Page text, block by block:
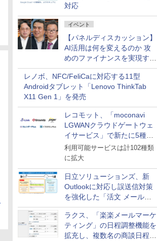
対応
イベント
【パネルディスカッション】
AI活用は何を変えるのか 攻
めのファイナンスを実現する
業務設計とマインドセット変
革
レノボ、NFC/FeliCaに対応する11型
Androidタブレット「Lenovo ThinkTab
X11 Gen 1」を発売
レコモット、「moconavi
LGWANクラウドゲートウェ
イサービス」で新たに5種類
のサービスと連携開始
利用可能サービスは計102種類
に拡大
日立ソリューションズ、新
Outlookに対応し誤送信対策
を強化した「活文 メール誤
送信防止アドインサービス」
を提供
ラクス、「楽楽メールマーケ
ティング」の日程調整機能を
拡充し、複数名の商談日程調